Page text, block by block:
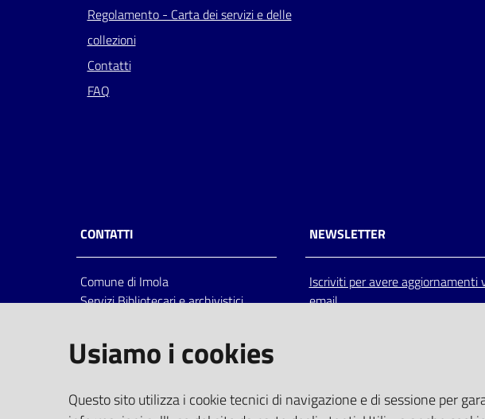
Regolamento - Carta dei servizi e delle
collezioni
Contatti
FAQ
CONTATTI
Comune di Imola
Servizi Bibliotecari e archivistici
Italia
centralino: tel 0542.6026.36 fax
bim@comune.imola.bo.it
PEC
NEWSLETTER
Iscriviti per avere aggiornamenti
email
Usiamo i cookies
Questo sito utilizza i cookie tecnici di navigazione e di sessione per